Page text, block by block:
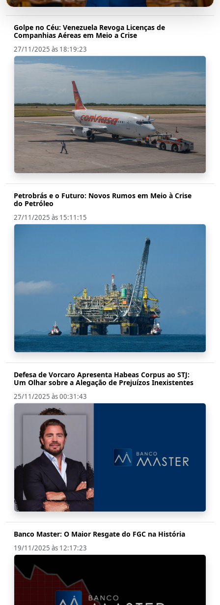
Golpe no Céu: Venezuela Revoga Licenças de
Companhias Aéreas em Meio a Crise
27/11/2025 às 18:19:23
Petrobrás e o Futuro: Novos Rumos em Meio à Crise
do Petróleo
27/11/2025 às 15:11:15
Defesa de Vorcaro Apresenta Habeas Corpus ao STJ:
Um Olhar sobre a Alegação de Prejuízos Inexistentes
25/11/2025 às 00:31:43
Banco Master: O Maior Resgate do FGC na História
19/11/2025 às 12:17:23